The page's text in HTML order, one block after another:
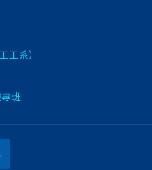
工系）
班